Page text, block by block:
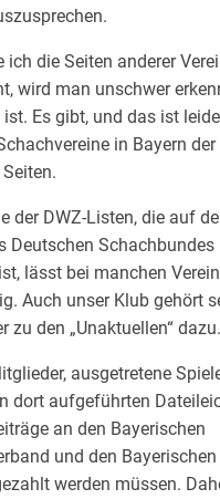
ich die Seiten anderer
wird man unschwer
Es gibt, und das ist
in Bayern der
der DWZ-Listen, die auf
Deutschen Schachbundes
lässt bei manchen
Auch unser Klub gehört
zu den „Unaktuellen“ dazu.
ausgetretene
dort aufgeführten
an den Bayerischen
und den Bayerischen
werden müssen.